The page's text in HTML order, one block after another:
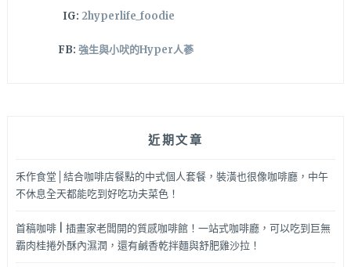
IG: 2hyperlife_foodie
FB: 強生與小吠的Hyper人蔘
近期文章
禾作食堂│結合咖啡店餐點的中式個人套餐，裝潢也很像咖啡廳，中午
不休息全天都能吃到好吃功夫菜色！
首稿咖啡 | 插畫家老闆開的質感咖啡館！一站式咖啡廳，可以吃到巨無
霸肉桂捲外酥內濕潤，還有鹹香乾拌麵與舒肥雞沙拉！